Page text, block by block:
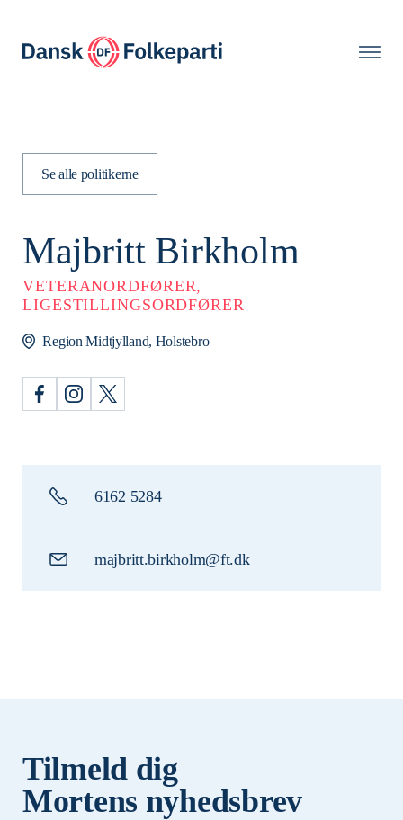
Se alle politikerne
Majbritt Birkholm
VETERANORDFØRER,
LIGESTILLINGSORDFØRER
Region Midtjylland, Holstebro
6162 5284
majbritt.birkholm@ft.dk
Tilmeld dig
Mortens nyhedsbrev